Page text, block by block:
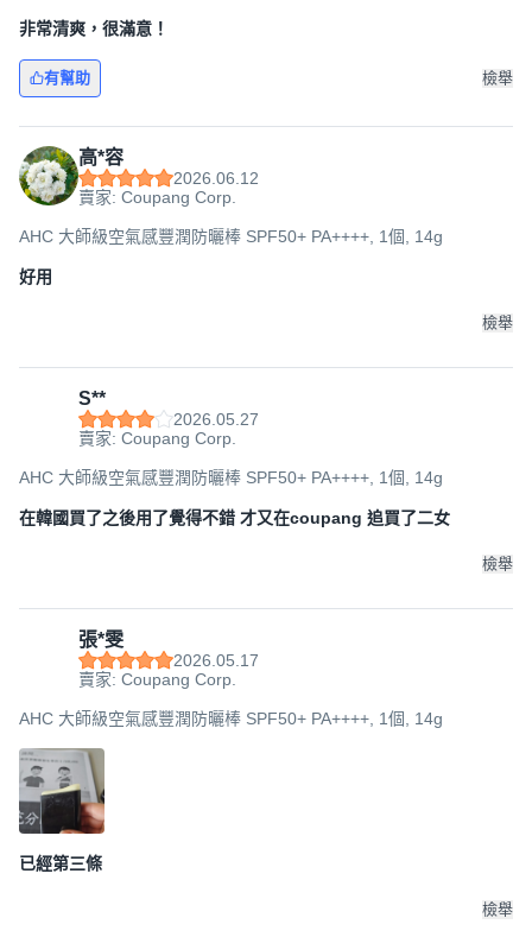
非常清爽，很滿意！
有幫助 檢舉
高*容
2026.06.12
賣家: Coupang Corp.
AHC 大師級空氣感豐潤防曬棒 SPF50+ PA++++, 1個, 14g
好用
檢舉
S**
2026.05.27
賣家: Coupang Corp.
AHC 大師級空氣感豐潤防曬棒 SPF50+ PA++++, 1個, 14g
在韓國買了之後用了覺得不錯 才又在coupang 追買了二女
檢舉
張*雯
2026.05.17
賣家: Coupang Corp.
AHC 大師級空氣感豐潤防曬棒 SPF50+ PA++++, 1個, 14g
已經第三條
檢舉